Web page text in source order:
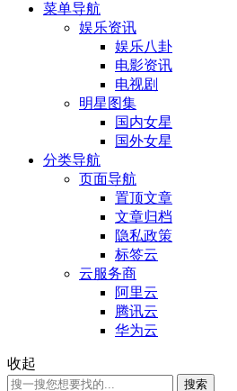
菜单导航
娱乐资讯
娱乐八卦
电影资讯
电视剧
明星图集
国内女星
国外女星
分类导航
页面导航
置顶文章
文章归档
隐私政策
标签云
云服务商
阿里云
腾讯云
华为云
收起